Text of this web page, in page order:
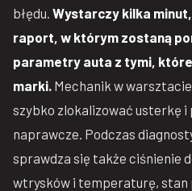
błędu. Wystarczy kilka
raport, w którym zostaną
parametry auta z tymi,
marki. Mechanik w
szybko zlokalizować usterkę i
naprawcze. Podczas
sprawdza się także ciśnienie
wtrysków i temperaturę, stan